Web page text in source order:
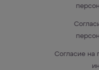
Согласие на